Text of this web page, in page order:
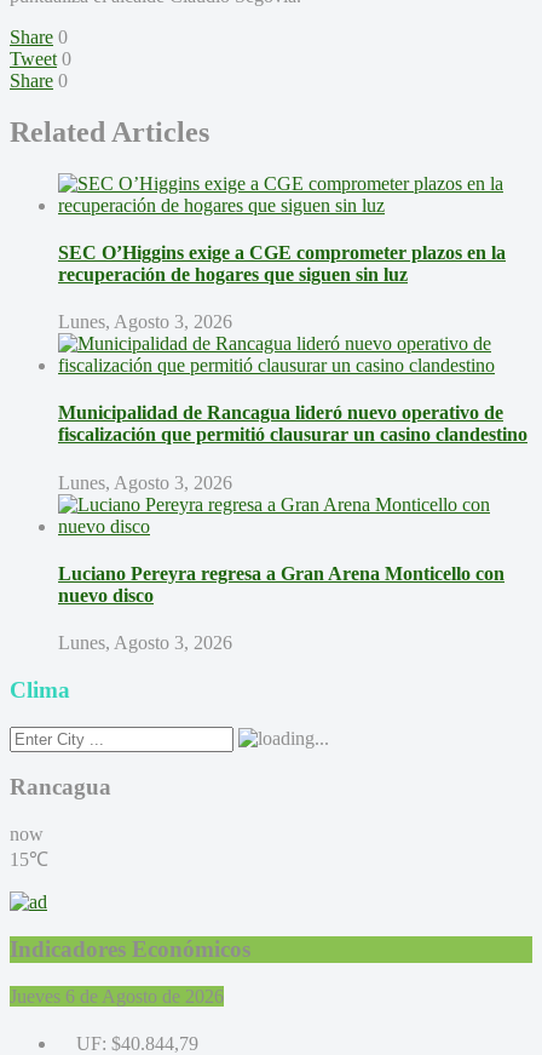
Share 0
Tweet 0
Share 0
Related Articles
SEC O’Higgins exige a CGE comprometer plazos en la
recuperación de hogares que siguen sin luz
Lunes, Agosto 3, 2026
Municipalidad de Rancagua lideró nuevo operativo de
fiscalización que permitió clausurar un casino clandestino
Lunes, Agosto 3, 2026
Luciano Pereyra regresa a Gran Arena Monticello con
nuevo disco
Lunes, Agosto 3, 2026
Clima
Rancagua
now
15℃
Indicadores Económicos
Jueves 6 de Agosto de 2026
UF: $40.844,79